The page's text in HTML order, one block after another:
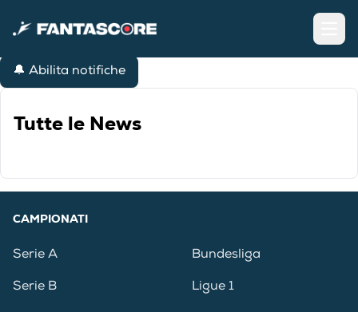
🔔 Abilita notifiche
Tutte le News
CAMPIONATI
Serie A
Serie B
Bundesliga
Ligue 1